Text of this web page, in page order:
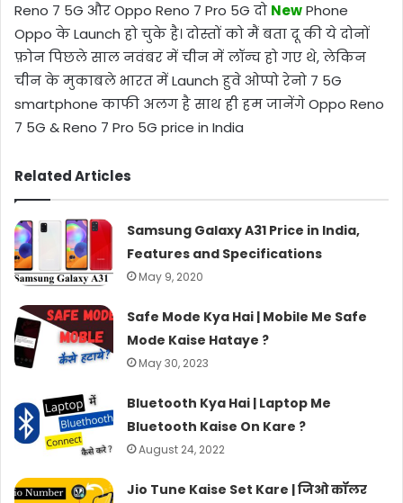
Reno 7 5G और Oppo Reno 7 Pro 5G दो NewPhone
Oppo के Launch हो चुके है। दोस्तों को मैं बता दू की ये दोनों
फ़ोन पिछले साल नवंबर में चीन में लॉन्च हो गए थे, लेकिन
चीन के मुकाबले भारत में Launch हुवे ओप्पो रेनो 7 5G
smartphone काफी अलग है साथ ही हम जानेंगे Oppo Reno
7 5G & Reno 7 Pro 5G price in India
Related Articles
Samsung Galaxy A31 Price in India,
Features and Specifications
May 9, 2020
Safe Mode Kya Hai | Mobile Me Safe
Mode Kaise Hataye ?
May 30, 2023
Bluetooth Kya Hai | Laptop Me
Bluetooth Kaise On Kare ?
August 24, 2022
Jio Tune Kaise Set Kare | जिओ कॉलर